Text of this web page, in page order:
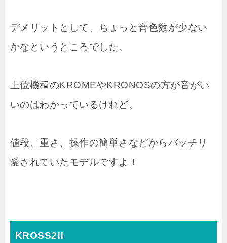
デメリットとして、ちょっと音色数が少ない
かなというところでした。
上位機種のKROMEやKRONOSの方が音がい
いのはわかっているけれど、
値段、重さ、操作の簡単さなどからバッチリ
愛されていたモデルですよ！
KROSS2!!